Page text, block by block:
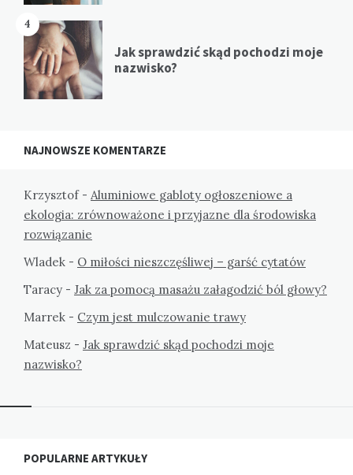
4
Jak sprawdzić skąd pochodzi moje
nazwisko?
NAJNOWSZE KOMENTARZE
Krzysztof- Aluminiowe gabloty ogłoszeniowe a
ekologia: zrównoważone i przyjazne dla środowiska
rozwiązanie
Wladek - O miłości nieszczęśliwej – garść cytatów
Taracy - Jak za pomocą masażu załagodzić ból głowy?
Marrek - Czym jest mulczowanie trawy
Mateusz - Jak sprawdzić skąd pochodzi moje
nazwisko?
Widgets
POPULARNE ARTYKUŁY